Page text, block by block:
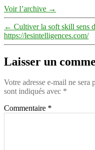
Voir l’archive →
← Cultiver la soft skill sens
https://lesintelligences.com/
Laisser un
Votre adresse e-mail ne sera
sont indiqués avec *
Commentaire *